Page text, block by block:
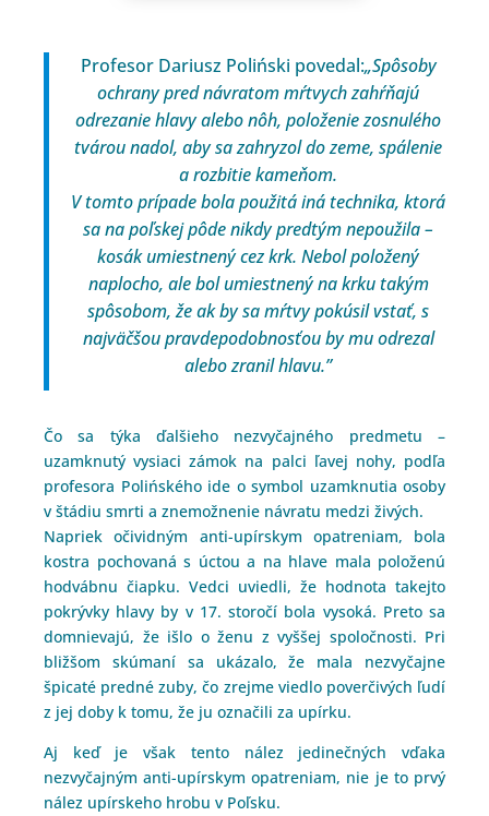
Profesor Dariusz Poliński povedal:„Spôsoby
ochrany pred návratom mŕtvych zahŕňajú
odrezanie hlavy alebo nôh, položenie zosnulého
tvárou nadol, aby sa zahryzol do zeme, spálenie
a rozbitie kameňom.
V tomto prípade bola použitá iná technika, ktorá
sa na poľskej pôde nikdy predtým nepoužila –
kosák umiestnený cez krk. Nebol položený
naplocho, ale bol umiestnený na krku takým
spôsobom, že ak by sa mŕtvy pokúsil vstať, s
najväčšou pravdepodobnosťou by mu odrezal
alebo zranil hlavu.”
Čo sa týka ďalšieho nezvyčajného predmetu –
uzamknutý vysiaci zámok na palci ľavej nohy, podľa
profesora Polińského ide o symbol uzamknutia osoby
v štádiu smrti a znemožnenie návratu medzi živých.
Napriek očividným anti-upírskym opatreniam, bola
kostra pochovaná s úctou a na hlave mala položenú
hodvábnu čiapku. Vedci uviedli, že hodnota takejto
pokrývky hlavy by v 17. storočí bola vysoká. Preto sa
domnievajú, že išlo o ženu z vyššej spoločnosti. Pri
bližšom skúmaní sa ukázalo, že mala nezvyčajne
špicaté predné zuby, čo zrejme viedlo poverčivých ľudí
z jej doby k tomu, že ju označili za upírku.
Aj keď je však tento nález jedinečných vďaka
nezvyčajným anti-upírskym opatreniam, nie je to prvý
nález upírskeho hrobu v Poľsku.